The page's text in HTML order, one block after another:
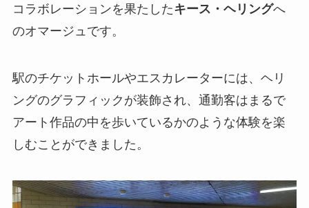
コラボレーションを果たしたキース・ヘリングへ
のオマージュです。
駅のチケットホールやエスカレーターには、ヘリ
ングのグラフィックが装飾され、通勤客はまるで
アート作品の中を歩いているかのような体験を楽
しむことができました。